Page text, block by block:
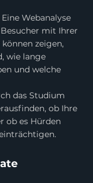
Eine Webanalyse
mit Ihrer
zeigen,
wie lange
und welche
das Studium
ob Ihre
ob es Hürden